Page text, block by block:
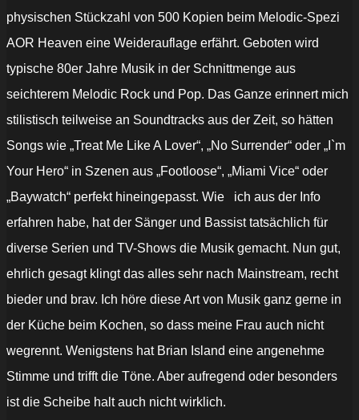
physischen Stückzahl von 500 Kopien beim Melodic-Spezi
AOR Heaven eine Weiderauflage erfährt. Geboten wird
typische 80er Jahre Musik in der Schnittmenge aus
seichterem Melodic Rock und Pop. Das Ganze erinnert mich
stilistisch teilweise an Soundtracks aus der Zeit, so hätten
Songs wie „Treat Me Like A Lover“, „No Surrender“ oder „I`m
Your Hero“ in Szenen aus „Footloose“, „Miami Vice“ oder
„Baywatch“ perfekt hineingepasst. Wie ich aus der Info
erfahren habe, hat der Sänger und Bassist tatsächlich für
diverse Serien und TV-Shows die Musik gemacht. Nun gut,
ehrlich gesagt klingt das alles sehr nach Mainstream, recht
bieder und brav. Ich höre diese Art von Musik ganz gerne in
der Küche beim Kochen, so dass meine Frau auch nicht
wegrennt. Wenigstens hat Brian Island eine angenehme
Stimme und trifft die Töne. Aber aufregend oder besonders
ist die Scheibe halt auch nicht wirklich.